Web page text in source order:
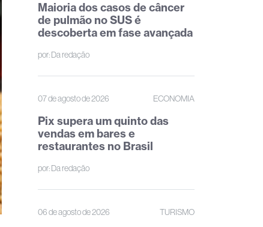
Maioria dos casos de câncer
de pulmão no SUS é
descoberta em fase avançada
por:Da redação
07 de agosto de 2026 ECONOMIA
Pix supera um quinto das
vendas em bares e
restaurantes no Brasil
por:Da redação
06 de agosto de 2026 TURISMO